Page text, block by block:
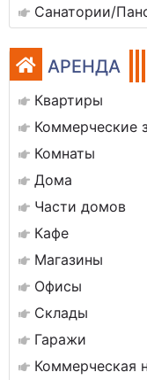
Санатории/
АРЕНДА
Квартиры
Коммерческие
Комнаты
Дома
Части домов
Кафе
Магазины
Офисы
Склады
Гаражи
Коммерческая